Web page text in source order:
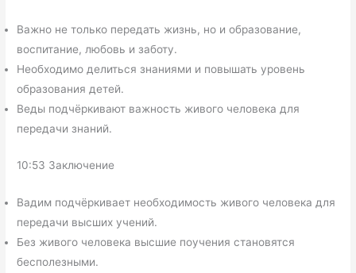
Важно не только передать жизнь, но и образование,
воспитание, любовь и заботу.
Необходимо делиться знаниями и повышать уровень
образования детей.
Веды подчёркивают важность живого человека для
передачи знаний.
10:53 Заключение
Вадим подчёркивает необходимость живого человека для
передачи высших учений.
Без живого человека высшие поучения становятся
бесполезными.